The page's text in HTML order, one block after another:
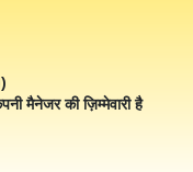
मैनेजर की ज़िम्मेवारी है